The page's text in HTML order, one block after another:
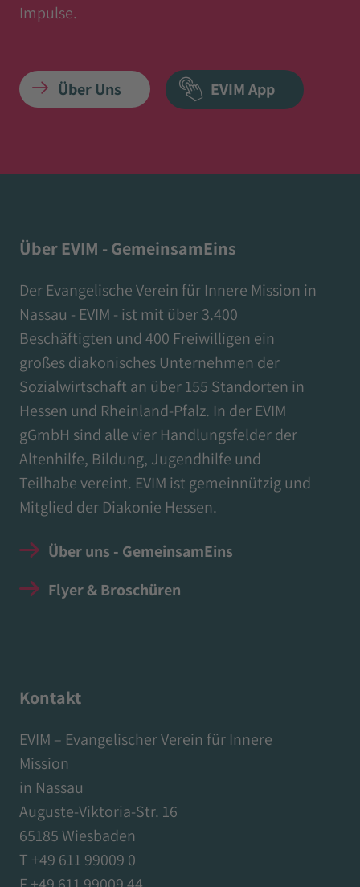
Impulse.
Über Uns EVIM App
Über EVIM - GemeinsamEins
Der Evangelische Verein für Innere Mission in
Nassau - EVIM - ist mit über 3.400
Beschäftigten und 400 Freiwilligen ein
großes diakonisches Unternehmen der
Sozialwirtschaft an über 155 Standorten in
Hessen und Rheinland-Pfalz. In der EVIM
gGmbH sind alle vier Handlungsfelder der
Altenhilfe, Bildung, Jugendhilfe und
Teilhabe vereint. EVIM ist gemeinnützig und
Mitglied der Diakonie Hessen.
Über uns - GemeinsamEins
Flyer & Broschüren
Kontakt
EVIM – Evangelischer Verein für Innere
Mission
in Nassau
Auguste-Viktoria-Str. 16
65185 Wiesbaden
T +49 611 99009 0